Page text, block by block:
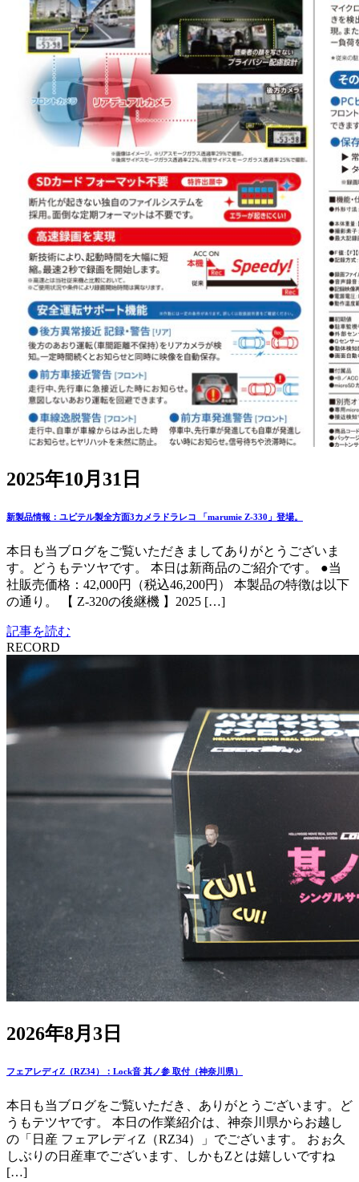
2025年10月31日
新製品情報：ユピテル製全方面3カメラドラレコ 「marumie Z-330」登場。
本日も当ブログをご覧いただきましてありがとうございま
す。どうもテツヤです。 本日は新商品のご紹介です。 ●当
社販売価格：42,000円（税込46,200円） 本製品の特徴は以下
の通り。 【 Z-320の後継機 】2025 […]
記事を読む
RECORD
2026年8月3日
フェアレディZ（RZ34）：Lock音 其ノ参 取付（神奈川県）
本日も当ブログをご覧いただき、ありがとうございます。ど
うもテツヤです。 本日の作業紹介は、神奈川県からお越し
の「日産 フェアレディZ（RZ34）」でございます。 おぉ久
しぶりの日産車でございます、しかもZとは嬉しいですね
[…]